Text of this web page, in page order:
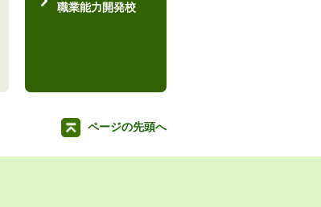
職業能力開発校
ページの先頭へ